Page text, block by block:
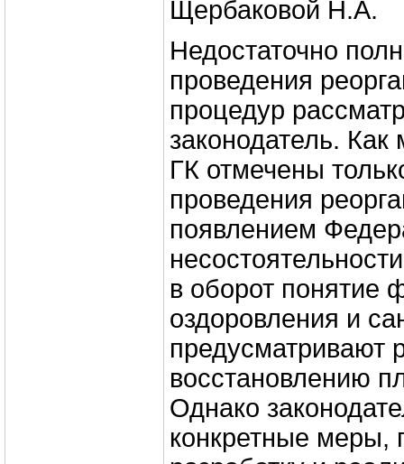
Щербаковой Н.А.
Недостаточно
проведения
процедур
законодатель.
ГК отмечены
проведения
появлением
в оборот понятие
оздоровления и
предусматривают
восстановлению
Однако
конкретные меры,